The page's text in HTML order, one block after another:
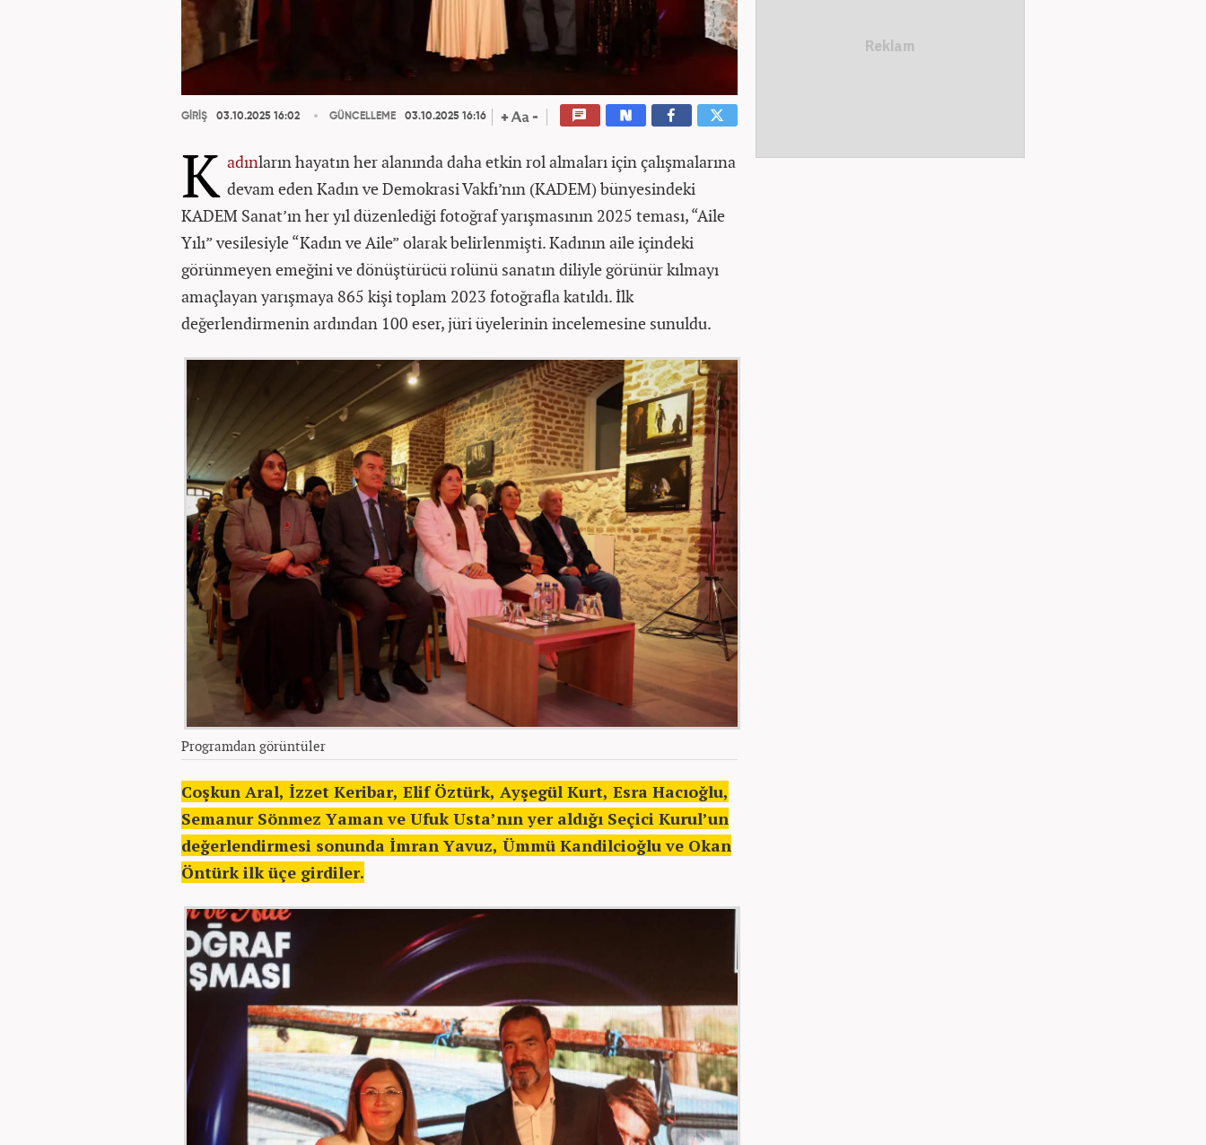
GİRİŞ 03.10.2025 16:02 GÜNCELLEME 03.10.2025 16:16
K adınların hayatın her alanında daha etkin rol almaları için çalışmalarına
devam eden Kadın ve Demokrasi Vakfı’nın (KADEM) bünyesindeki
KADEM Sanat’ın her yıl düzenlediği fotoğraf yarışmasının 2025 teması, “Aile
Yılı” vesilesiyle “Kadın ve Aile” olarak belirlenmişti. Kadının aile içindeki
görünmeyen emeğini ve dönüştürücü rolünü sanatın diliyle görünür kılmayı
amaçlayan yarışmaya 865 kişi toplam 2023 fotoğrafla katıldı. İlk
değerlendirmenin ardından 100 eser, jüri üyelerinin incelemesine sunuldu.
Programdan görüntüler
Coşkun Aral, İzzet Keribar, Elif Öztürk, Ayşegül Kurt, Esra Hacıoğlu,
Semanur Sönmez Yaman ve Ufuk Usta’nın yer aldığı Seçici Kurul’un
değerlendirmesi sonunda İmran Yavuz, Ümmü Kandilcioğlu ve Okan
Öntürk ilk üçe girdiler.